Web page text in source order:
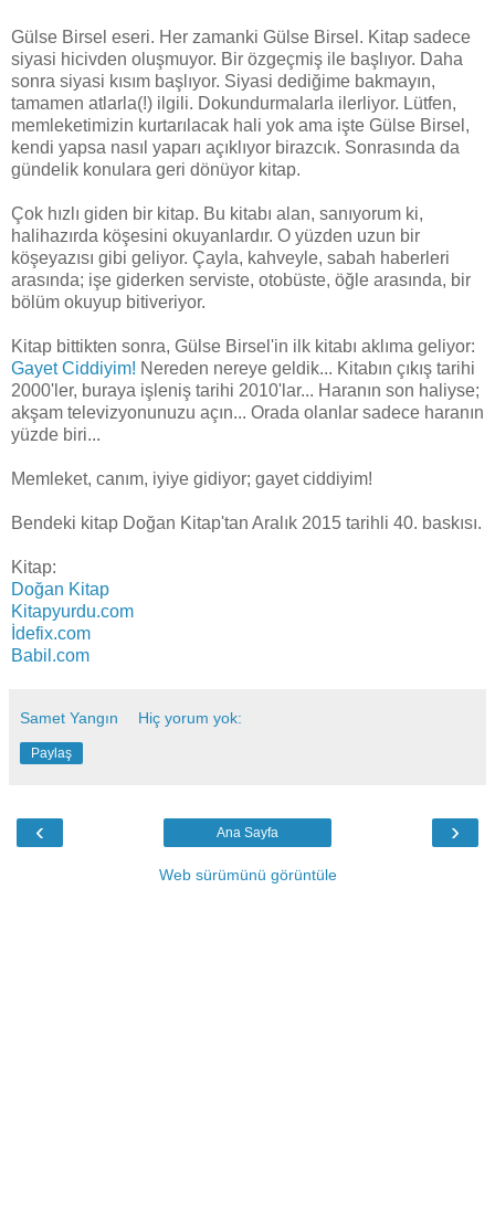
Gülse Birsel eseri. Her zamanki Gülse Birsel. Kitap sadece
siyasi hicivden oluşmuyor. Bir özgeçmiş ile başlıyor. Daha
sonra siyasi kısım başlıyor. Siyasi dediğime bakmayın,
tamamen atlarla(!) ilgili. Dokundurmalarla ilerliyor. Lütfen,
memleketimizin kurtarılacak hali yok ama işte Gülse Birsel,
kendi yapsa nasıl yaparı açıklıyor birazcık. Sonrasında da
gündelik konulara geri dönüyor kitap.
Çok hızlı giden bir kitap. Bu kitabı alan, sanıyorum ki,
halihazırda köşesini okuyanlardır. O yüzden uzun bir
köşeyazısı gibi geliyor. Çayla, kahveyle, sabah haberleri
arasında; işe giderken serviste, otobüste, öğle arasında, bir
bölüm okuyup bitiveriyor.
Kitap bittikten sonra, Gülse Birsel'in ilk kitabı aklıma geliyor:
Gayet Ciddiyim! Nereden nereye geldik... Kitabın çıkış tarihi
2000'ler, buraya işleniş tarihi 2010'lar... Haranın son haliyse;
akşam televizyonunuzu açın... Orada olanlar sadece haranın
yüzde biri...
Memleket, canım, iyiye gidiyor; gayet ciddiyim!
Bendeki kitap Doğan Kitap'tan Aralık 2015 tarihli 40. baskısı.
Kitap:
Doğan Kitap
Kitapyurdu.com
İdefix.com
Babil.com
Samet Yangın Hiç yorum yok:
Paylaş
‹ ›
Ana Sayfa
Web sürümünü görüntüle